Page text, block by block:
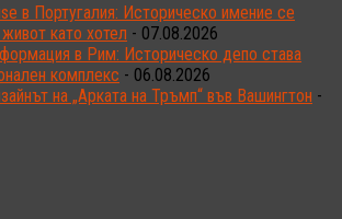
в Португалия: Историческо имение се
като хотел - 07.08.2026
в Рим: Историческо депо става
комплекс - 06.08.2026
на „Арката на Тръмп“ във Вашингтон -